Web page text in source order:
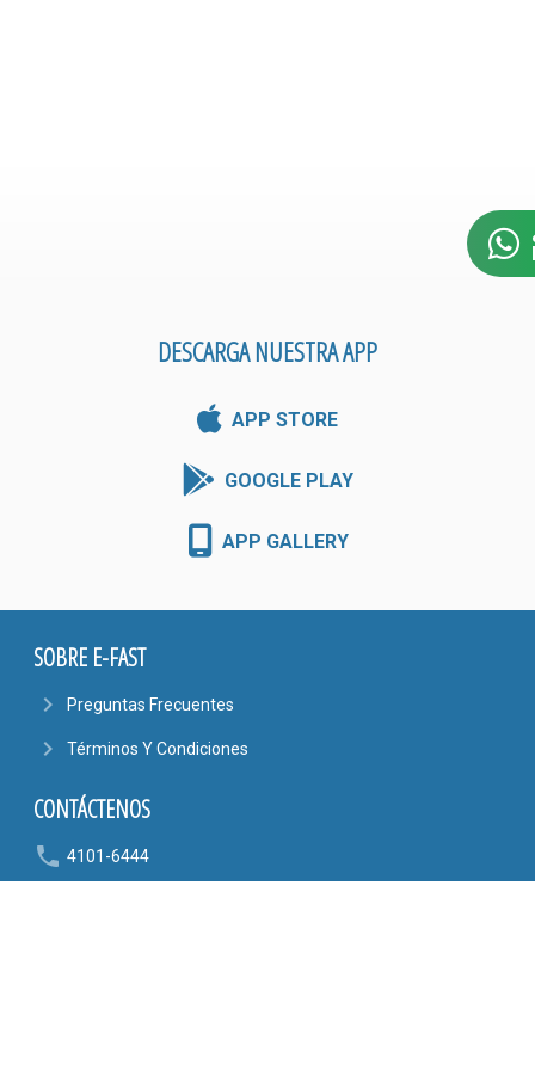
DESCARGA NUESTRA APP
APP STORE
GOOGLE PLAY
APP GALLERY
SOBRE E-FAST
navigate_next Preguntas Frecuentes
navigate_next Términos Y Condiciones
CONTÁCTENOS
phone 4101-6444